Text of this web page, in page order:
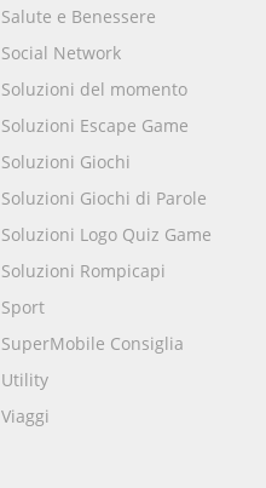
Salute e Benessere
Social Network
Soluzioni del momento
Soluzioni Escape Game
Soluzioni Giochi
Soluzioni Giochi di Parole
Soluzioni Logo Quiz Game
Soluzioni Rompicapi
Sport
SuperMobile Consiglia
Utility
Viaggi